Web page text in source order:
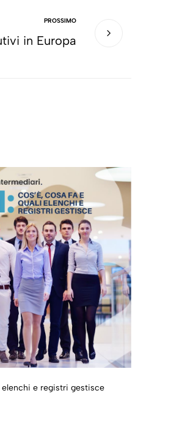
PROSSIMO
in Europa
elenchi e registri gestisce